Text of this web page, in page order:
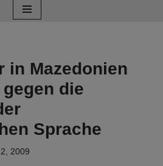
in Mazedonien
die
Sprache
2009